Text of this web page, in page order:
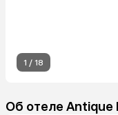
1 / 18
Об отеле Antique